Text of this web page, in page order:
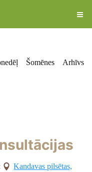
Šomēnes Arhīvs
Kandavas pilsētas,